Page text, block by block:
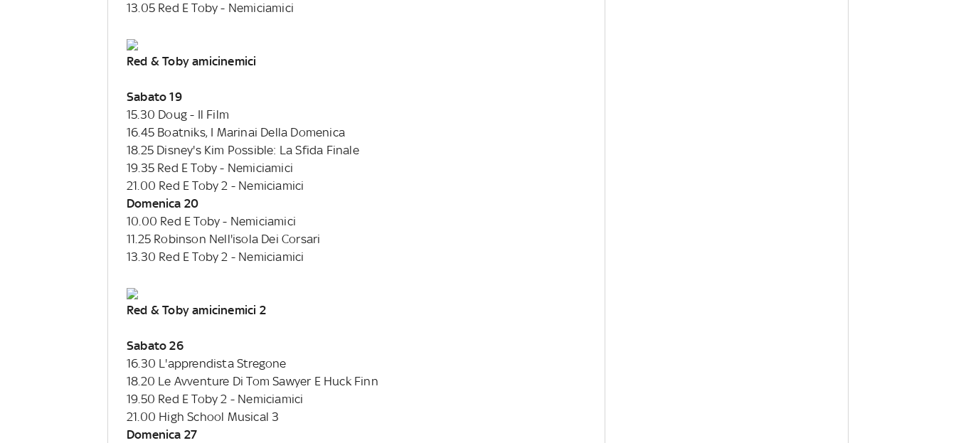
13.05 Red E Toby - Nemiciamici
Red & Toby amicinemici
Sabato 19
15.30 Doug - Il Film
16.45 Boatniks, I Marinai Della Domenica
18.25 Disney's Kim Possible: La Sfida Finale
19.35 Red E Toby - Nemiciamici
21.00 Red E Toby 2 - Nemiciamici
Domenica 20
10.00 Red E Toby - Nemiciamici
11.25 Robinson Nell'isola Dei Corsari
13.30 Red E Toby 2 - Nemiciamici
Red & Toby amicinemici 2
Sabato 26
16.30 L'apprendista Stregone
18.20 Le Avventure Di Tom Sawyer E Huck Finn
19.50 Red E Toby 2 - Nemiciamici
21.00 High School Musical 3
Domenica 27